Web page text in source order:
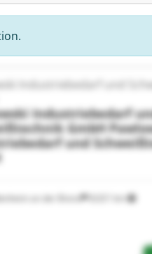
an der Brenz 8,021 km
Industriebedarf und
Industriebedarf
GmbH
und